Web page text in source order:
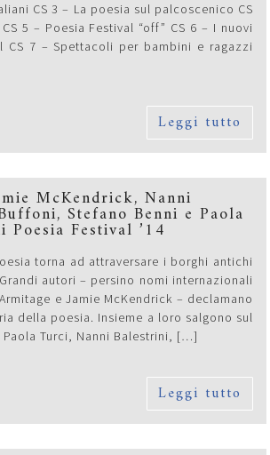
CS 3 – La poesia sul palcoscenico CS
5 – Poesia Festival “off” CS 6 – I nuovi
CS 7 – Spettacoli per bambini e ragazzi
Leggi tutto
McKendrick, Nanni
Stefano Benni e Paola
Festival ’14
torna ad attraversare i borghi antichi
autori – persino nomi internazionali
e Jamie McKendrick – declamano
della poesia. Insieme a loro salgono sul
Turci, Nanni Balestrini, […]
Leggi tutto